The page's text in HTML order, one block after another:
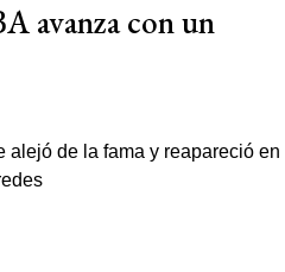
avanza con un